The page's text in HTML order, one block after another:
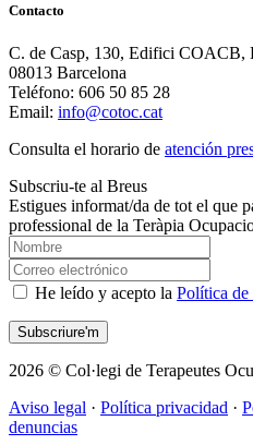
Contacto
C. de Casp, 130, Edifici COACB,
08013 Barcelona
Teléfono: 606 50 85 28
Email: info@cotoc.cat
Consulta el horario de atención
Subscriu-te al Breus
Estigues informat/da de tot el que
professional de la Teràpia
He leído y acepto la Política de
2026 © Col·legi de Terapeutes
Aviso legal · Política privacidad ·
denuncias